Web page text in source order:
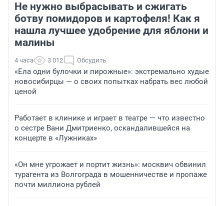
Не нужно выбрасывать и сжигать
ботву помидоров и картофеля! Как я
нашла лучшее удобрение для яблони и
малины
4 часа 3 012 Обсудить
«Ела одни булочки и пирожные»: экстремально худые
новосибирцы — о своих попытках набрать вес любой
ценой
Работает в клинике и играет в театре — что известно
о сестре Вани Дмитриенко, оскандалившейся на
концерте в «Лужниках»
«Он мне угрожает и портит жизнь»: москвич обвинил
турагента из Волгограда в мошенничестве и пропаже
почти миллиона рублей